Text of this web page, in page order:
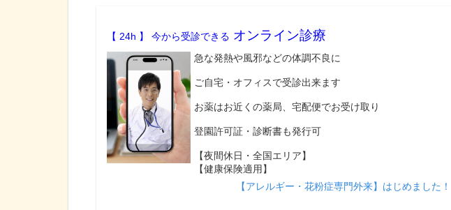
【 24h 】 今から受診できる オンライン診療
急な発熱や風邪などの体調不良に
ご自宅・オフィスで受診出来ます
お薬はお近くの薬局、宅配便でお受け取り
登園許可証・診断書も発行可
【夜間休日・全国エリア】
【健康保険適用】
【アレルギー・花粉症専門外来】はじめました！